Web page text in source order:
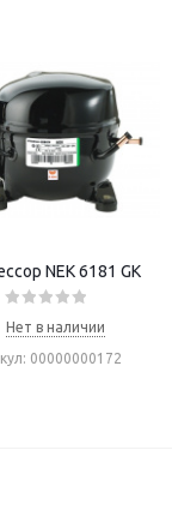
NEK 6181 GK
Нет в наличии
00000000172